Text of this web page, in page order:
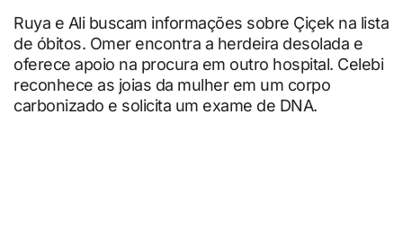
Ruya e Ali buscam informações sobre Çiçek na lista
de óbitos. Omer encontra a herdeira desolada e
oferece apoio na procura em outro hospital. Celebi
reconhece as joias da mulher em um corpo
carbonizado e solicita um exame de DNA.